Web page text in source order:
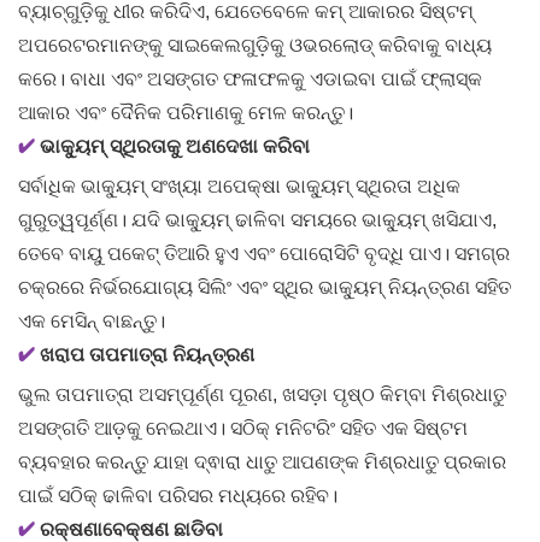
ବ୍ୟାଚ୍‌ଗୁଡ଼ିକୁ ଧୀର କରିଦିଏ, ଯେତେବେଳେ କମ୍ ଆକାରର ସିଷ୍ଟମ୍
ଅପରେଟରମାନଙ୍କୁ ସାଇକେଲଗୁଡ଼ିକୁ ଓଭରଲୋଡ୍ କରିବାକୁ ବାଧ୍ୟ
କରେ। ବାଧା ଏବଂ ଅସଙ୍ଗତ ଫଳାଫଳକୁ ଏଡାଇବା ପାଇଁ ଫ୍ଲାସ୍କ
ଆକାର ଏବଂ ଦୈନିକ ପରିମାଣକୁ ମେଳ କରନ୍ତୁ।
✔ ଭାକ୍ୟୁମ୍ ସ୍ଥିରତାକୁ ଅଣଦେଖା କରିବା
ସର୍ବାଧିକ ଭାକ୍ୟୁମ୍ ସଂଖ୍ୟା ଅପେକ୍ଷା ଭାକ୍ୟୁମ୍ ସ୍ଥିରତା ଅଧିକ
ଗୁରୁତ୍ୱପୂର୍ଣ୍ଣ। ଯଦି ଭାକ୍ୟୁମ୍ ଢାଳିବା ସମୟରେ ଭାକ୍ୟୁମ୍ ଖସିଯାଏ,
ତେବେ ବାୟୁ ପକେଟ୍ ତିଆରି ହୁଏ ଏବଂ ପୋରୋସିଟି ବୃଦ୍ଧି ପାଏ। ସମଗ୍ର
ଚକ୍ରରେ ନିର୍ଭରଯୋଗ୍ୟ ସିଲିଂ ଏବଂ ସ୍ଥିର ଭାକ୍ୟୁମ୍ ନିୟନ୍ତ୍ରଣ ସହିତ
ଏକ ମେସିନ୍ ବାଛନ୍ତୁ।
✔ ଖରାପ ତାପମାତ୍ରା ନିୟନ୍ତ୍ରଣ
ଭୁଲ ତାପମାତ୍ରା ଅସମ୍ପୂର୍ଣ୍ଣ ପୂରଣ, ଖସଡ଼ା ପୃଷ୍ଠ କିମ୍ବା ମିଶ୍ରଧାତୁ
ଅସଙ୍ଗତି ଆଡ଼କୁ ନେଇଥାଏ। ସଠିକ୍ ମନିଟରିଂ ସହିତ ଏକ ସିଷ୍ଟମ
ବ୍ୟବହାର କରନ୍ତୁ ଯାହା ଦ୍ଵାରା ଧାତୁ ଆପଣଙ୍କ ମିଶ୍ରଧାତୁ ପ୍ରକାର
ପାଇଁ ସଠିକ୍ ଢାଳିବା ପରିସର ମଧ୍ୟରେ ରହିବ।
✔ ରକ୍ଷଣାବେକ୍ଷଣ ଛାଡିବା